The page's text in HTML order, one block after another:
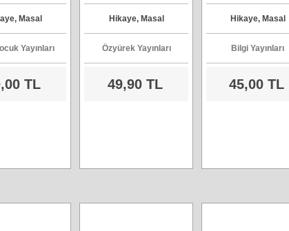
Masal
Yayınları
TL
Hikaye, Masal
Özyürek Yayınları
49,90 TL
Hikaye, Masal
Bilgi Yayınları
45,00 TL